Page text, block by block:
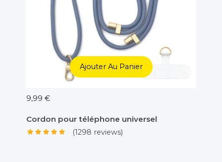
Ajouter Au Panier
9,99 €
Cordon pour téléphone universel
(1298 reviews)